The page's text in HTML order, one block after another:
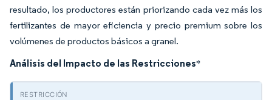
resultado, los productores están priorizando cada vez más los
fertilizantes de mayor eficiencia y precio premium sobre los
volúmenes de productos básicos a granel.
Análisis del Impacto de las Restricciones*